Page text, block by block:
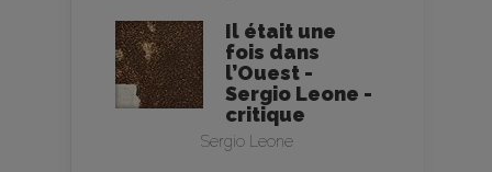
Il était une
fois dans
l’Ouest -
Sergio Leone -
critique
Sergio Leone